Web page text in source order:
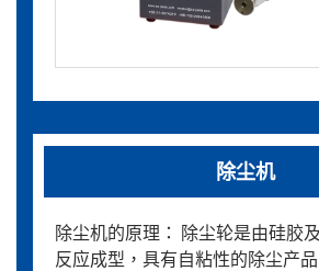
除尘机
除尘机的原理： 除尘轮是由硅胶
反应成型，具有自粘性的除尘产